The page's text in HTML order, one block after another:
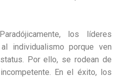
los líderes
individualismo porque ven
Por ello, se rodean de
En el éxito, los